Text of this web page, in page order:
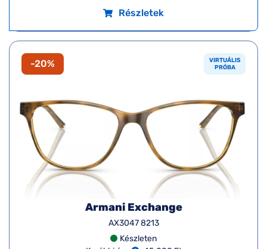
Részletek
-20%
VIRTUÁLIS
PRÓBA
Armani Exchange
AX3047 8213
Készleten